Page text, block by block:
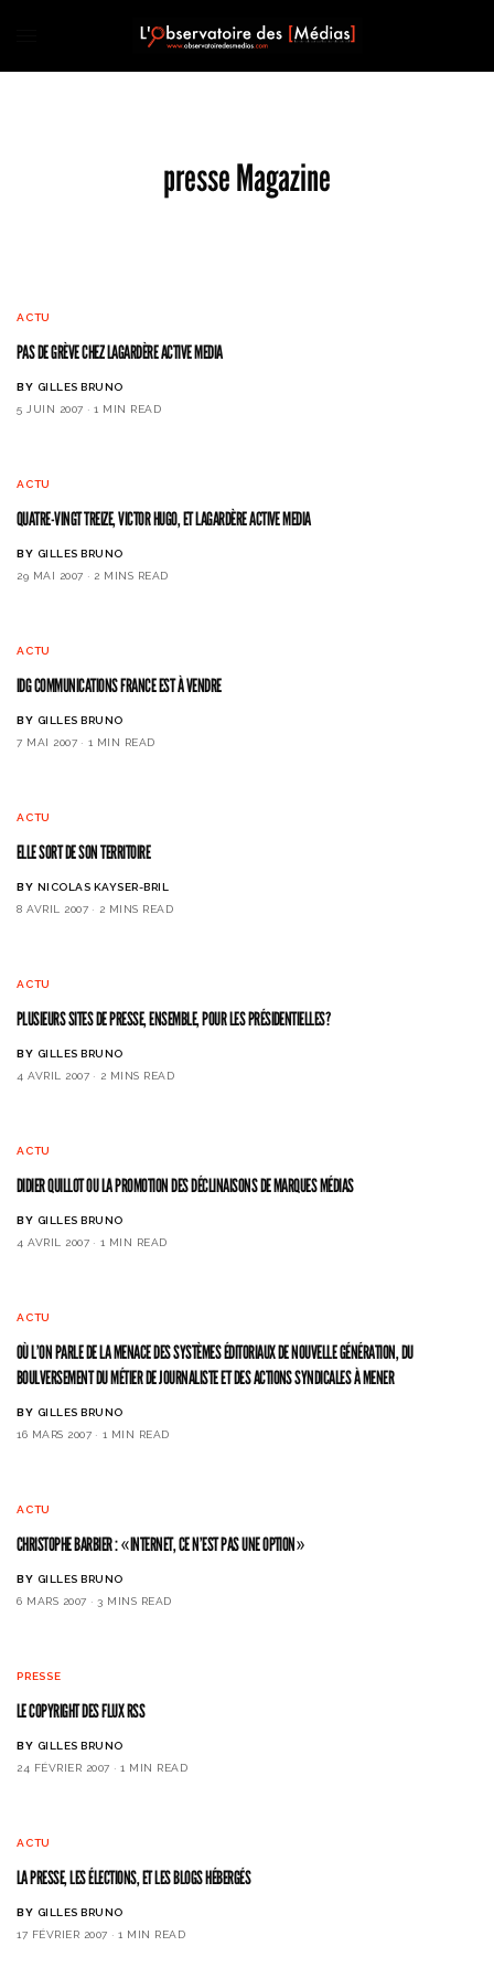
presse Magazine
ACTU
PAS DE GRÈVE CHEZ LAGARDÈRE ACTIVE MEDIA
BY GILLES BRUNO
5 JUIN 2007
1 MIN READ
ACTU
QUATRE-VINGT TREIZE, VICTOR HUGO, ET LAGARDÈRE ACTIVE MEDIA
BY GILLES BRUNO
29 MAI 2007
2 MINS READ
ACTU
IDG COMMUNICATIONS FRANCE EST À VENDRE
BY GILLES BRUNO
7 MAI 2007
1 MIN READ
ACTU
ELLE SORT DE SON TERRITOIRE
BY NICOLAS KAYSER-BRIL
8 AVRIL 2007
2 MINS READ
ACTU
PLUSIEURS SITES DE PRESSE, ENSEMBLE, POUR LES PRÉSIDENTIELLES?
BY GILLES BRUNO
4 AVRIL 2007
2 MINS READ
ACTU
DIDIER QUILLOT OU LA PROMOTION DES DÉCLINAISONS DE MARQUES MÉDIAS
BY GILLES BRUNO
4 AVRIL 2007
1 MIN READ
ACTU
OÙ L’ON PARLE DE LA MENACE DES SYSTÈMES ÉDITORIAUX DE NOUVELLE GÉNÉRATION, DU
BOULVERSEMENT DU MÉTIER DE JOURNALISTE ET DES ACTIONS SYNDICALES À MENER
BY GILLES BRUNO
16 MARS 2007
1 MIN READ
ACTU
CHRISTOPHE BARBIER : «INTERNET, CE N’EST PAS UNE OPTION»
BY GILLES BRUNO
6 MARS 2007
3 MINS READ
PRESSE
LE COPYRIGHT DES FLUX RSS
BY GILLES BRUNO
24 FÉVRIER 2007
1 MIN READ
ACTU
LA PRESSE, LES ÉLECTIONS, ET LES BLOGS HÉBERGÉS
BY GILLES BRUNO
17 FÉVRIER 2007
1 MIN READ